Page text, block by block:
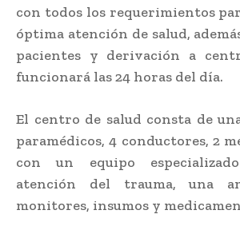
con todos los requerimientos
óptima atención de salud,
pacientes y derivación a
funcionará las 24 horas del día.
El centro de salud consta de
paramédicos, 4 conductores, 2
con un equipo
atención del trauma, una
monitores, insumos y